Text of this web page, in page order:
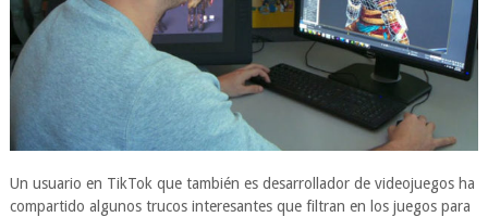
Un usuario en TikTok que también es desarrollador de videojuegos ha
compartido algunos trucos interesantes que filtran en los juegos para